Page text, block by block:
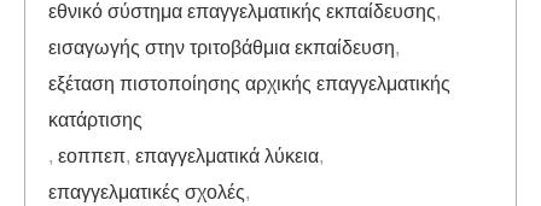
εθνικό σύστημα επαγγελματικής εκπαίδευσης,
εισαγωγής στην τριτοβάθμια εκπαίδευση,
εξέταση πιστοποίησης αρχικής επαγγελματικής
κατάρτισης
, εοππεπ, επαγγελματικά λύκεια,
επαγγελματικές σχολές,